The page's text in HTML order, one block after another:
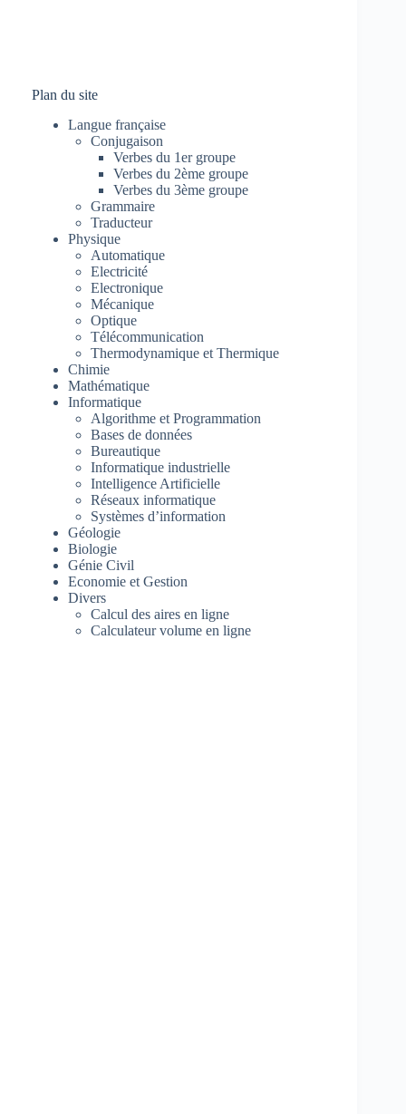
Plan du site
Langue française
Conjugaison
Verbes du 1er groupe
Verbes du 2ème groupe
Verbes du 3ème groupe
Grammaire
Traducteur
Physique
Automatique
Electricité
Electronique
Mécanique
Optique
Télécommunication
Thermodynamique et Thermique
Chimie
Mathématique
Informatique
Algorithme et Programmation
Bases de données
Bureautique
Informatique industrielle
Intelligence Artificielle
Réseaux informatique
Systèmes d’information
Géologie
Biologie
Génie Civil
Economie et Gestion
Divers
Calcul des aires en ligne
Calculateur volume en ligne